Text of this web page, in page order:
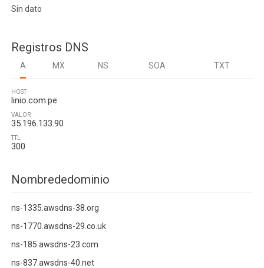
Sin dato
Registros DNS
A MX NS SOA TXT
HOST
linio.com.pe
VALOR
35.196.133.90
TTL
300
Nombrededominio
ns-1335.awsdns-38.org
ns-1770.awsdns-29.co.uk
ns-185.awsdns-23.com
ns-837.awsdns-40.net